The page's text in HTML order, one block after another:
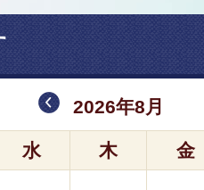
2026年8月
水 木 金